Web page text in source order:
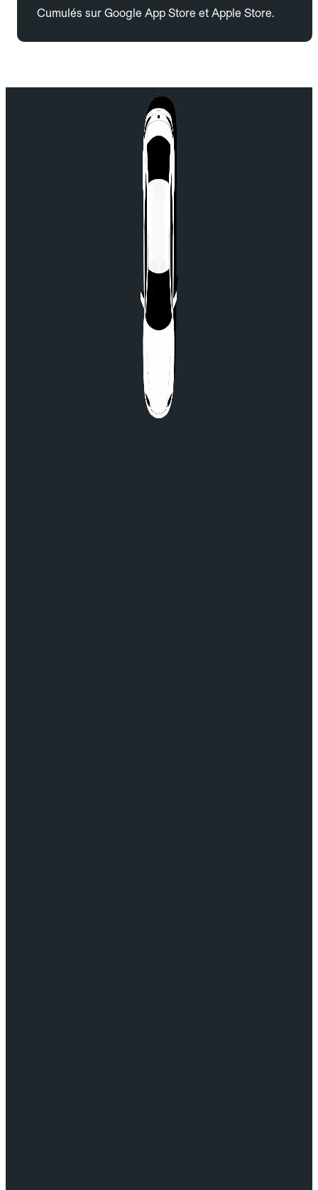
Cumulés sur Google App Store et Apple Store.